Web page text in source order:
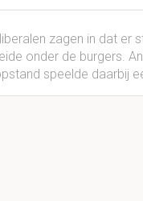
zagen in dat er
onder de burgers.
speelde daarbij